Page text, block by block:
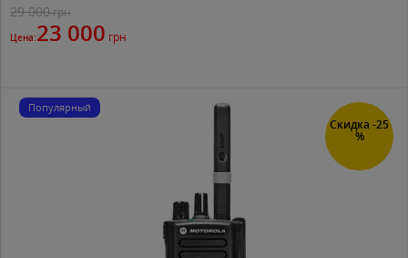
29 000грн
Цена:23 000 грн
Скидка -25
%
Популярный